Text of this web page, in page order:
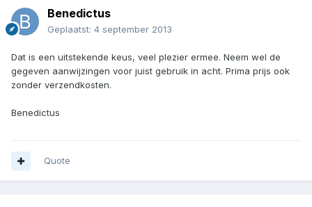
Benedictus
Geplaatst: 4 september 2013
Dat is een uitstekende keus, veel plezier ermee. Neem wel de
gegeven aanwijzingen voor juist gebruik in acht. Prima prijs ook
zonder verzendkosten.
Benedictus
Quote